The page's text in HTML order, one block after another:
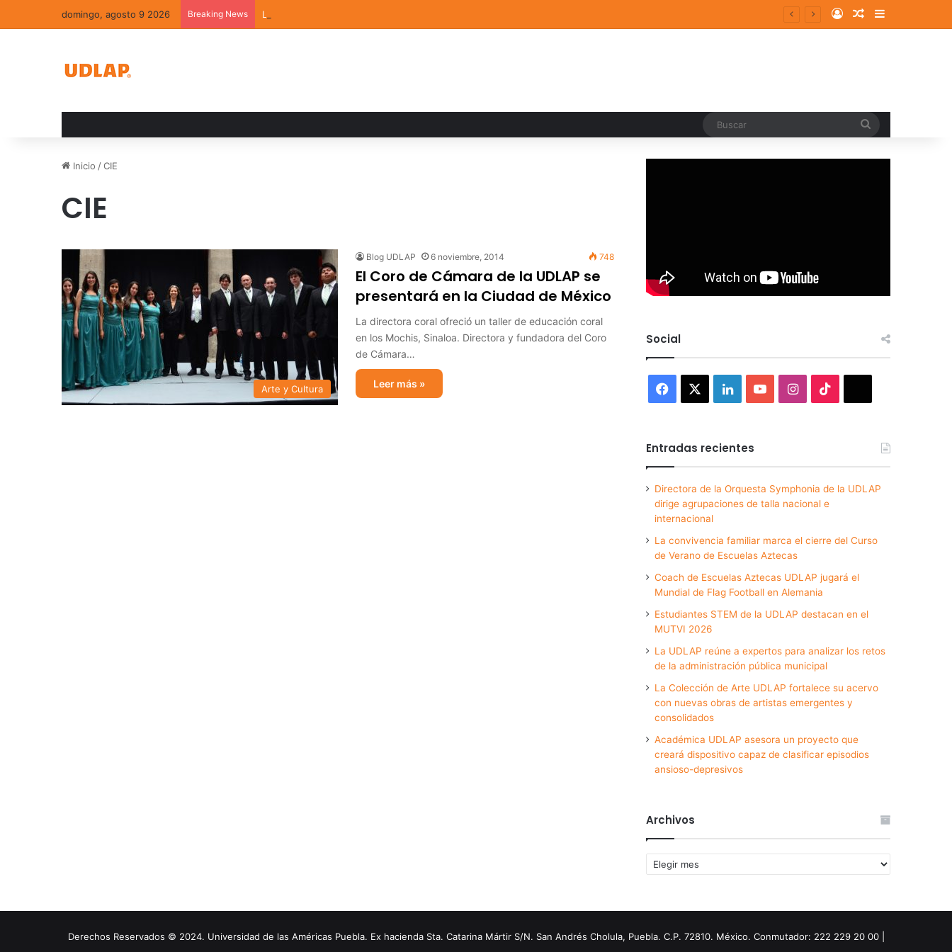
domingo, agosto 9 2026 Breaking News La convivencia familiar marca el cierre del Curso de Verano de Escuelas Aztecas Log InRandom Article
Sidebar
Inicio /CIE
CIE
Arte y Cultura
Blog UDLAP 6 noviembre, 2014 748
El Coro de Cámara de la UDLAP se
presentará en la Ciudad de México
La directora coral ofreció un taller de educación coral
en los Mochis, Sinaloa. Directora y fundadora del Coro
de Cámara…
Leer más »
Social
Facebook LinkedInYouTubeInstagram
Entradas recientes
Directora de la Orquesta Symphonia de la UDLAP
dirige agrupaciones de talla nacional e
internacional
La convivencia familiar marca el cierre del Curso
de Verano de Escuelas Aztecas
Coach de Escuelas Aztecas UDLAP jugará el
Mundial de Flag Football en Alemania
Estudiantes STEM de la UDLAP destacan en el
MUTVI 2026
La UDLAP reúne a expertos para analizar los retos
de la administración pública municipal
La Colección de Arte UDLAP fortalece su acervo
con nuevas obras de artistas emergentes y
consolidados
Académica UDLAP asesora un proyecto que
creará dispositivo capaz de clasificar episodios
ansioso-depresivos
Archivos
Archivos
Derechos Reservados © 2024. Universidad de las Américas Puebla. Ex hacienda Sta. Catarina Mártir S/N. San Andrés Cholula, Puebla. C.P. 72810. México. Conmutador: 222 229 20 00 |